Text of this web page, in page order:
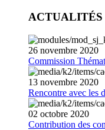
ACTUALITÉS
26 novembre 2020
Commission
13 novembre 2020
Rencontre avec les
02 octobre 2020
Contribution des